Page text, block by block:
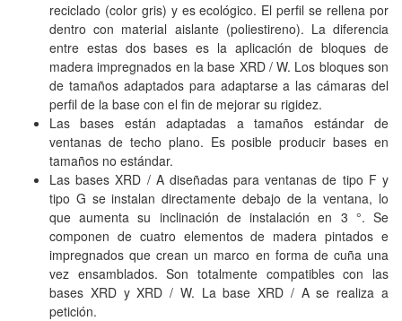
reciclado (color gris) y es ecológico. El perfil se rellena por
dentro con material aislante (poliestireno). La diferencia
entre estas dos bases es la aplicación de bloques de
madera impregnados en la base XRD / W. Los bloques son
de tamaños adaptados para adaptarse a las cámaras del
perfil de la base con el fin de mejorar su rigidez.
Las bases están adaptadas a tamaños estándar de
ventanas de techo plano. Es posible producir bases en
tamaños no estándar.
Las bases XRD / A diseñadas para ventanas de tipo F y
tipo G se instalan directamente debajo de la ventana, lo
que aumenta su inclinación de instalación en 3 °. Se
componen de cuatro elementos de madera pintados e
impregnados que crean un marco en forma de cuña una
vez ensamblados.Son totalmente compatibles con las
bases XRD y XRD / W. La base XRD / A se realiza a
petición.